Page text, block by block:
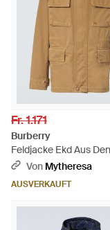
Fr. 1.171
Burberry
Feldjacke Ekd Aus
Natur
Von Mytheresa
AUSVERKAUFT